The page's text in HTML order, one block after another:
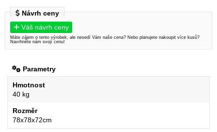
Návrh ceny
Váš návrh ceny
Máte zájem o tento výrobek, ale nesedí Vám naše cena? Nebo planujete nakoupit více kusů?
Navrhněte nám svojí cenu!
Parametry
Hmotnost
40 kg
Rozměr
78x78x72cm